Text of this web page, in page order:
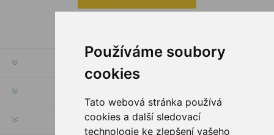
Používáme soubory
cookies
Tato webová stránka používá
cookies a další sledovací
technologie ke zlepšení vašeho
INFORMACE